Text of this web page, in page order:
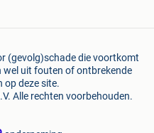
(gevolg)schade die voortkomt
wel uit fouten of ontbrekende
deze site.
Alle rechten voorbehouden.